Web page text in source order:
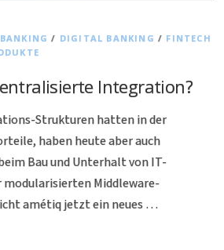
/ DIGITAL BANKING / FINTECH
Integration?
Strukturen hatten in der
haben heute aber auch
Bau und Unterhalt von IT-
Middleware-
amétiq jetzt ein neues …